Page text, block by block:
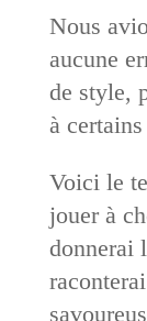
Nous
aucune
de style,
à
Voici le
jouer à
donnerai